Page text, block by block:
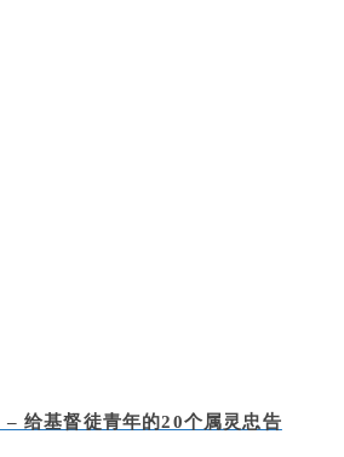
– 给基督徒青年的20个属灵忠告